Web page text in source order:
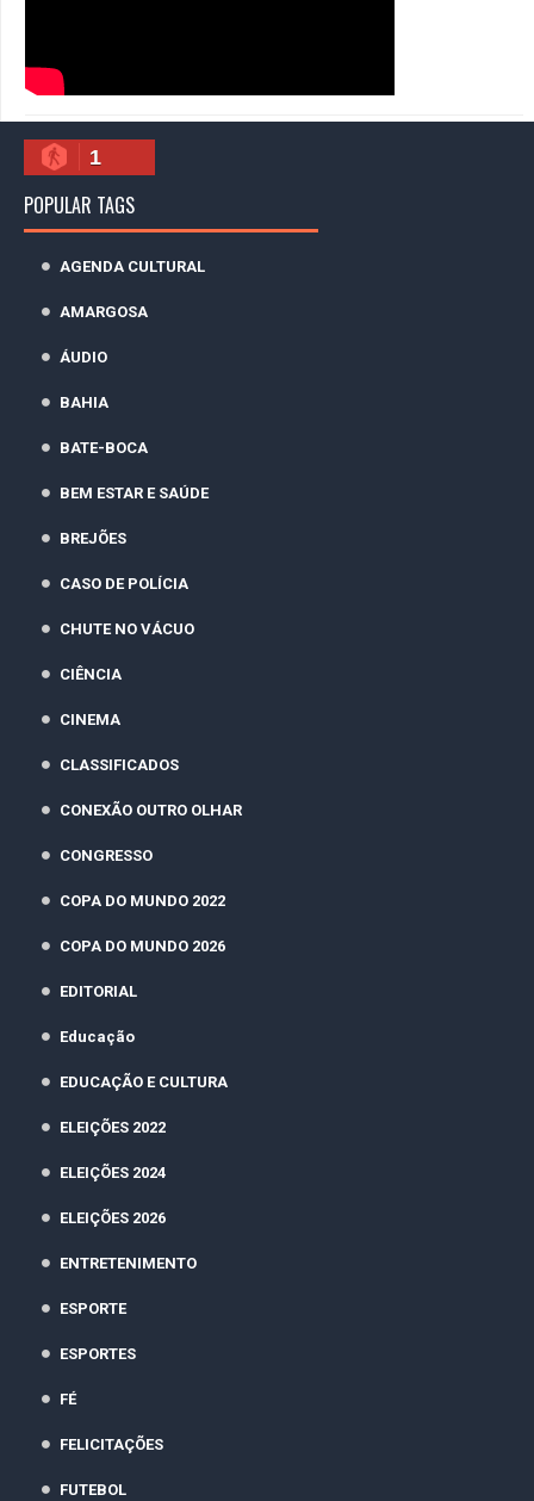
1
POPULAR TAGS
AGENDA CULTURAL
AMARGOSA
ÁUDIO
BAHIA
BATE-BOCA
BEM ESTAR E SAÚDE
BREJÕES
CASO DE POLÍCIA
CHUTE NO VÁCUO
CIÊNCIA
CINEMA
CLASSIFICADOS
CONEXÃO OUTRO OLHAR
CONGRESSO
COPA DO MUNDO 2022
COPA DO MUNDO 2026
EDITORIAL
Educação
EDUCAÇÃO E CULTURA
ELEIÇÕES 2022
ELEIÇÕES 2024
ELEIÇÕES 2026
ENTRETENIMENTO
ESPORTE
ESPORTES
FÉ
FELICITAÇÕES
FUTEBOL